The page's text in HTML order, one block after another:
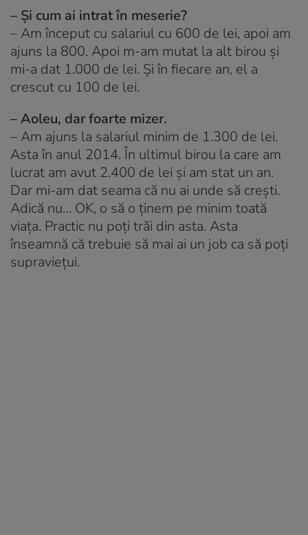
– Și cum ai intrat în meserie?
–Am început cu salariul cu 600 de lei, apoi am
ajuns la 800. Apoi m-am mutat la alt birou și
mi-a dat 1.000 de lei. Și în fiecare an, el a
crescut cu 100 de lei.
– Aoleu, dar foarte mizer.
–Am ajuns la salariul minim de 1.300 de lei.
Asta în anul 2014. În ultimul birou la care am
lucrat am avut 2.400 de lei și am stat un an.
Dar mi-am dat seama că nu ai unde să crești.
Adică nu… OK, o să o ținem pe minim toată
viața. Practic nu poți trăi din asta. Asta
înseamnă că trebuie să mai ai un job ca să poți
supraviețui.